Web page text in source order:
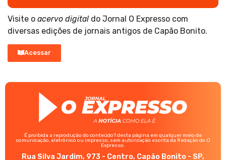
Visite o acervo digital do Jornal O Expresso com
diversas edições de jornais antigos de Capão Bonito.
Acessar
É proibida a reprodução do conteúdo? desta página em qualquer meio de
comunicação, eletrônico ou impresso, sem autorização escrita da Redação do O
Expresso.
Rua Silva Jardim, 973 - Centro, Capão Bonito - SP,